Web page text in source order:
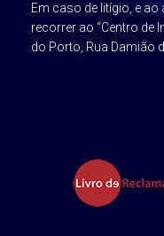
Em caso de litígio, e
recorrer ao “Centro de
do Porto, Rua Damião